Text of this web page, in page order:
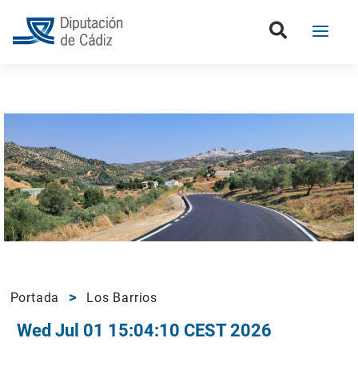
Portada Los Barrios
Wed Jul 01 15:04:10 CEST 2026